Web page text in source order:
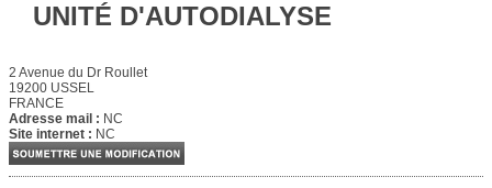
UNITÉ D'AUTODIALYSE
2 Avenue du Dr Roullet
19200 USSEL
FRANCE
Adresse mail : NC
Site internet : NC